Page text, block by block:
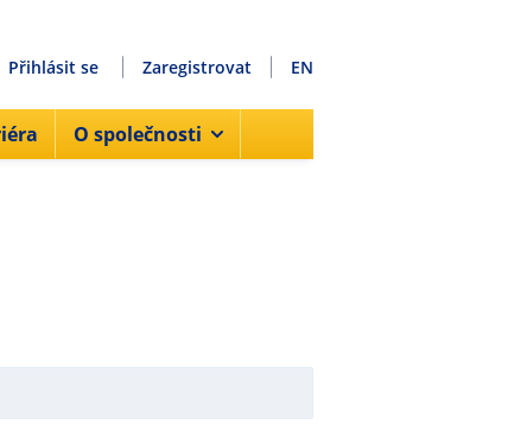
Přihlásit se Zaregistrovat EN
O společnosti